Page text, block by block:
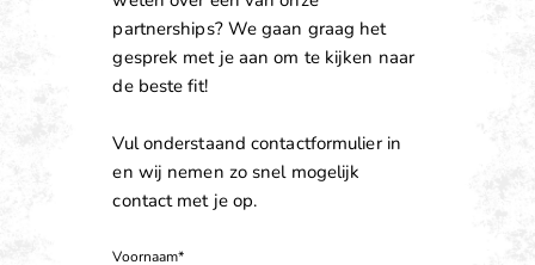
partnerships? We gaan graag het
gesprek met je aan om te kijken naar
de beste fit!
Vul onderstaand contactformulier in
en wij nemen zo snel mogelijk
contact met je op.